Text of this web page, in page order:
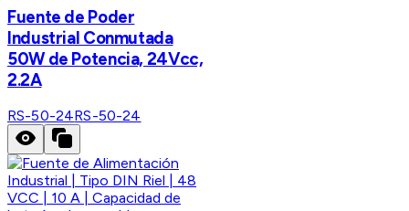
Fuente de Poder
Industrial Conmutada
50W de Potencia, 24Vcc,
2.2A
RS-50-24RS-50-24